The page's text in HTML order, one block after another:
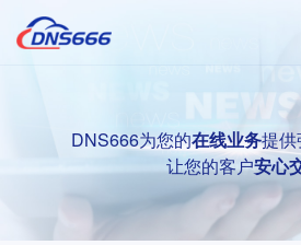
DNS666为您的在线业务提
让您的客户安心